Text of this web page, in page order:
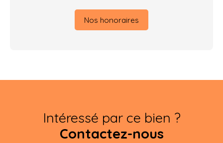
Nos honoraires
Intéressé par ce bien ?
Contactez-nous